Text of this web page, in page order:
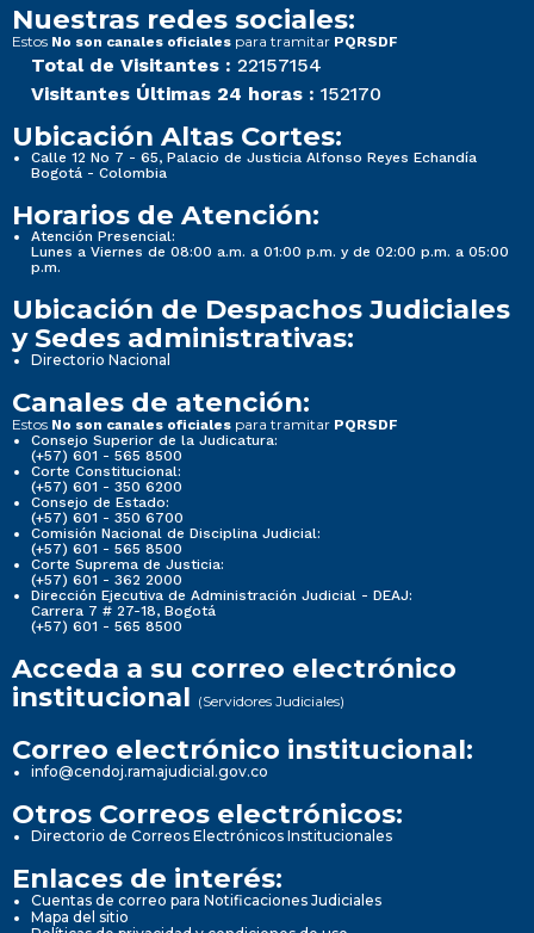
Nuestras redes sociales:
Estos No son canales oficiales para tramitar PQRSDF
Total de Visitantes : 22157154
Visitantes Últimas 24 horas : 152170
Ubicación Altas Cortes:
Calle 12 No 7 - 65, Palacio de Justicia Alfonso Reyes Echandía
Bogotá - Colombia
Horarios de Atención:
Atención Presencial:
Lunes a Viernes de 08:00 a.m. a 01:00 p.m. y de 02:00 p.m. a 05:00
p.m.
Ubicación de Despachos Judiciales
y Sedes administrativas:
Directorio Nacional
Canales de atención:
Estos No son canales oficiales para tramitar PQRSDF
Consejo Superior de la Judicatura:
(+57) 601 - 565 8500
Corte Constitucional:
(+57) 601 - 350 6200
Consejo de Estado:
(+57) 601 - 350 6700
Comisión Nacional de Disciplina Judicial:
(+57) 601 - 565 8500
Corte Suprema de Justicia:
(+57) 601 - 362 2000
Dirección Ejecutiva de Administración Judicial - DEAJ:
Carrera 7 # 27-18, Bogotá
(+57) 601 - 565 8500
Acceda a su correo electrónico
institucional (Servidores Judiciales)
Correo electrónico institucional:
info@cendoj.ramajudicial.gov.co
Otros Correos electrónicos:
Directorio de Correos Electrónicos Institucionales
Enlaces de interés:
Cuentas de correo para Notificaciones Judiciales
Mapa del sitio